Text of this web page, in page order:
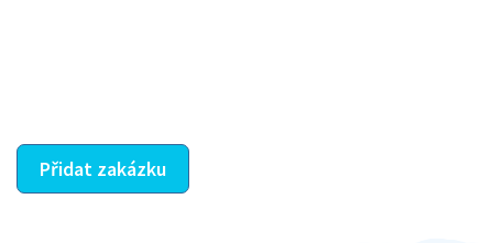
Přidat zakázku